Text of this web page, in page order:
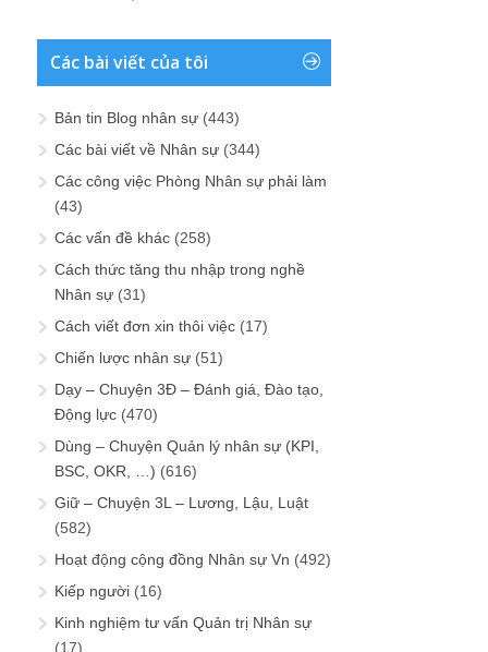
Các bài viết của tôi
Bản tin Blog nhân sự (443)
Các bài viết về Nhân sự (344)
Các công việc Phòng Nhân sự phải làm
(43)
Các vấn đề khác (258)
Cách thức tăng thu nhập trong nghề
Nhân sự (31)
Cách viết đơn xin thôi việc (17)
Chiến lược nhân sự (51)
Dạy – Chuyện 3Đ – Đánh giá, Đào tạo,
Động lực (470)
Dùng – Chuyện Quản lý nhân sự (KPI,
BSC, OKR, …) (616)
Giữ – Chuyện 3L – Lương, Lậu, Luật
(582)
Hoạt động cộng đồng Nhân sự Vn (492)
Kiếp người (16)
Kinh nghiệm tư vấn Quản trị Nhân sự
(17)